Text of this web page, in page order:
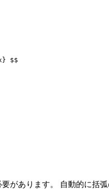
$$
要があります。 自動的に括